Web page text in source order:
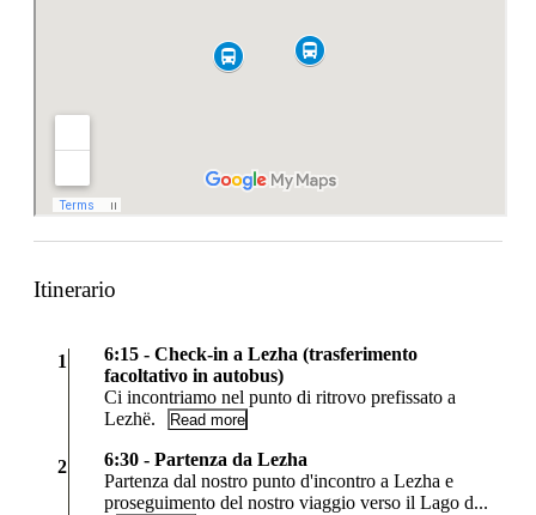
Itinerario
1
6:15 - Check-in a Lezha (trasferimento
facoltativo in autobus)
Ci incontriamo nel punto di ritrovo prefissato a
Lezhë.
Read more
2
6:30 - Partenza da Lezha
Partenza dal nostro punto d'incontro a Lezha e
proseguimento del nostro viaggio verso il Lago d...